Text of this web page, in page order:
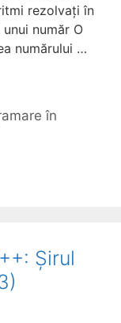
rezolvați în
număr O
numărului …
în
Șirul